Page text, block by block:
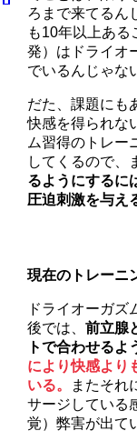
ろまで来てるん
も10年以上ある
発）はドライオ
でいるんじゃな
だた、課題にも
快感を得られな
ム習得のトレー
してくるので、
るようにするに
圧迫刺激を与え
現在のトレーニ
ドライオーガズ
後では、前立腺
トで合わせるよ
により快感より
いる。
またそれ
サージしている
覚）弊害が出て